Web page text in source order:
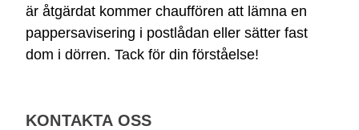
är åtgärdat kommer chauffören att lämna en
pappersavisering i postlådan eller sätter fast
dom i dörren. Tack för din förståelse!
KONTAKTA OSS